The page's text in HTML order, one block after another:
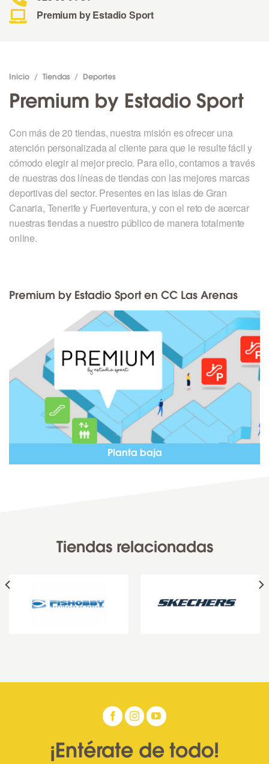
Premium by Estadio Sport
Inicio / Tiendas / Deportes
Premium by Estadio Sport
Con más de 20 tiendas, nuestra misión es ofrecer una
atención personalizada al cliente para que le resulte fácil y
cómodo elegir al mejor precio. Para ello, contamos a través
de nuestras dos líneas de tiendas con las mejores marcas
deportivas del sector. Presentes en las islas de Gran
Canaria, Tenerife y Fuerteventura, y con el reto de acercar
nuestras tiendas a nuestro público de manera totalmente
online.
Premium by Estadio Sport en CC Las Arenas
Planta baja
Tiendas relacionadas
¡Entérate de todo!